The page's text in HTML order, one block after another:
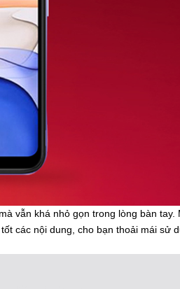
vẫn khá nhỏ gọn trong lòng bàn tay.
các nội dung, cho bạn thoải mái sử